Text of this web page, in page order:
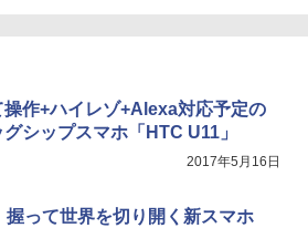
操作+ハイレゾ+Alexa対応予定の
シップスマホ「HTC U11」
2017年5月16日
握って世界を切り開く新スマホ